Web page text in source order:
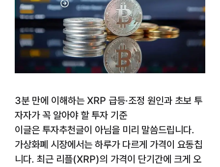
3분 만에 이해하는 XRP 급등·조정 원인과 초보 투
자자가 꼭 알아야 할 투자 기준
이글은 투자추천글이 아님을 미리 말씀드립니다.
가상화폐 시장에서는 하루가 다르게 가격이 요동칩
니다. 최근 리플(XRP)의 가격이 단기간에 크게 오